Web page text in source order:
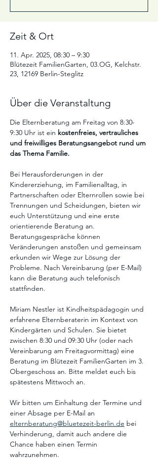
Zeit & Ort
11. Apr. 2025, 08:30 – 9:30
Blütezeit FamilienGarten, 03.OG, Kelchstr.
23, 12169 Berlin-Steglitz
Über die Veranstaltung
Die Elternberatung am Freitag von 8:30-
9:30 Uhr ist ein kostenfreies, vertrauliches
und freiwilliges Beratungsangebot rund um
das Thema Familie.
Bei Herausforderungen in der
Kindererziehung, im Familienalltag, in
Partnerschaften oder Elternrollen sowie bei
Trennungen und Scheidungen, bieten wir
euch Unterstützung und eine erste
orientierende Beratung an.
Beratungsgespräche können
Veränderungen anstoßen und gemeinsam
erkunden wir Wege zur Lösung der
Probleme. Nach Vereinbarung (per E-Mail)
kann die Beratung auch telefonisch
stattfinden.
Miriam Nestler ist Kindheitspädagogin und
erfahrene Elternberaterin im Kontext von
Kindergärten und Schulen. Sie bietet
zwischen 8:30 und 09:30 Uhr (oder nach
Vereinbarung am Freitagvormittag) eine
Beratung im Blütezeit FamilienGarten im 3.
Obergeschoss an. Bitte meldet euch bis
spätestens Mittwoch an.
Wir bitten um Einhaltung der Termine und
einer Absage per E-Mail an
elternberatung@bluetezeit-berlin.de bei
Verhinderung, damit auch andere die
Chance haben einen Termin
wahrzunehmen.